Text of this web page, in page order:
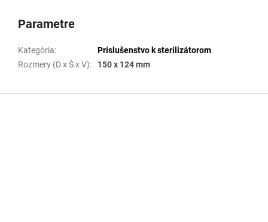
Parametre
Kategória:
Príslušenstvo k sterilizátorom
Rozmery (D x Š x V): 150 x 124 mm